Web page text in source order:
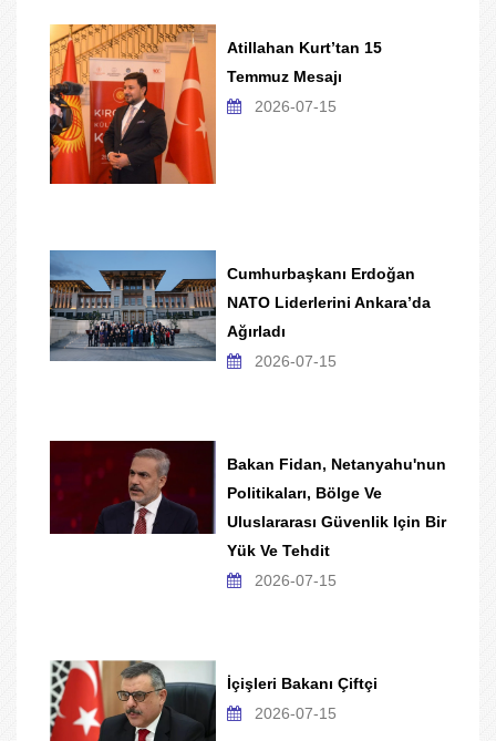
Atillahan Kurt’tan 15
Temmuz Mesajı
2026-07-15
Cumhurbaşkanı Erdoğan
NATO Liderlerini Ankara’da
Ağırladı
2026-07-15
Bakan Fidan, Netanyahu'nun
Politikaları, Bölge Ve
Uluslararası Güvenlik Için Bir
Yük Ve Tehdit
2026-07-15
İçişleri Bakanı Çiftçi
2026-07-15